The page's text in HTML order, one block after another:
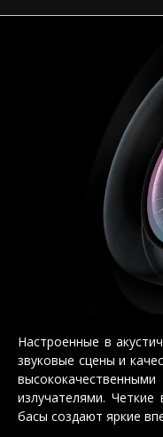
Настроенные в
звуковые сцены и
излучателями.
басы создают яркие